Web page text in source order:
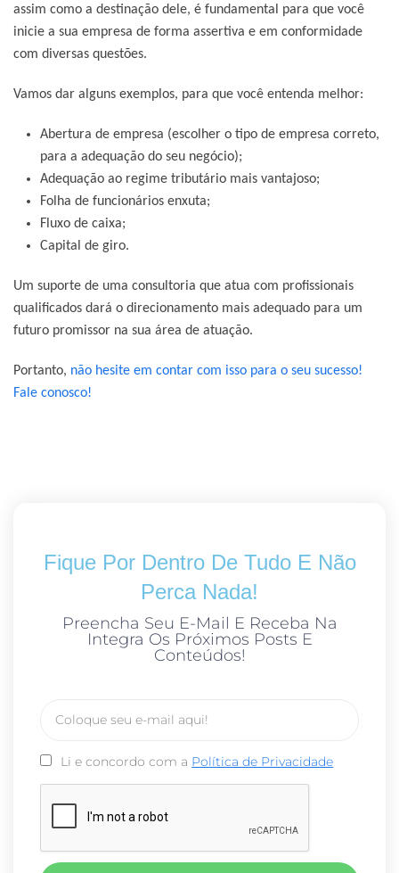
assim como a destinação dele, é fundamental para que você
inicie a sua empresa de forma assertiva e em conformidade
com diversas questões.
Vamos dar alguns exemplos, para que você entenda melhor:
Abertura de empresa (escolher o tipo de empresa correto,
para a adequação do seu negócio);
Adequação ao regime tributário mais vantajoso;
Folha de funcionários enxuta;
Fluxo de caixa;
Capital de giro.
Um suporte de uma consultoria que atua com profissionais
qualificados dará o direcionamento mais adequado para um
futuro promissor na sua área de atuação.
Portanto, não hesite em contar com isso para o seu sucesso!
Fale conosco!
Fique Por Dentro De Tudo E Não
Perca Nada!
Preencha Seu E-Mail E Receba Na
Integra Os Próximos Posts E
Conteúdos!
Li e concordo com a Política de Privacidade